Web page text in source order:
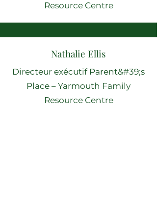
Resource Centre
Nathalie Ellis
Directeur exécutif Parent&#39;s
Place – Yarmouth Family
Resource Centre